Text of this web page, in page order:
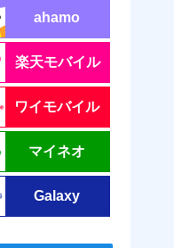
ahamo
楽天モバイル
ワイモバイル
マイネオ
Galaxy